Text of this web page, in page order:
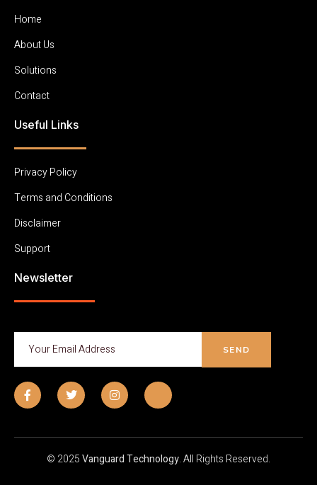
Home
About Us
Solutions
Contact
Useful Links
Privacy Policy
Terms and Conditions
Disclaimer
Support
Newsletter
SEND
© 2025Vanguard Technology. All Rights Reserved.